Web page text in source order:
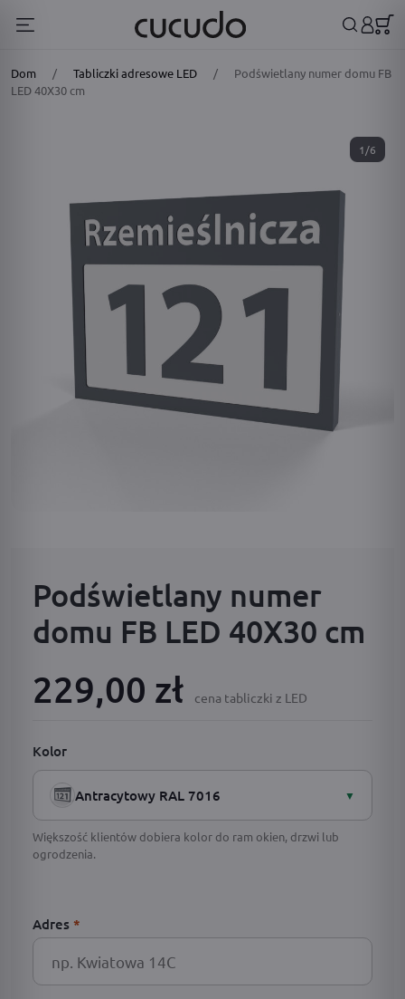
Dom / Tabliczki adresowe LED /
Podświetlany numer domu FB
LED 40X30 cm
1/6
Podświetlany numer
domu FB LED 40X30 cm
229,00 zł cena tabliczki z LED
Kolor
Antracytowy RAL 7016 ▼
Większość klientów dobiera kolor do ram okien, drzwi lub
ogrodzenia.
Adres *